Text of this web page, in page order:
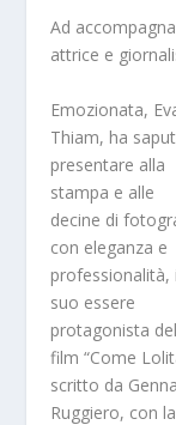
Ad
attrice e
Emozionata,
Thiam, ha
presentare alla
stampa e alle
decine di
con eleganza e
professionalità,
suo essere
protagonista del
film “Come
scritto da
Ruggiero, con la